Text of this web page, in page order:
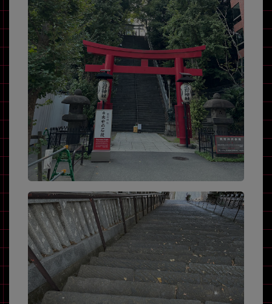
価格
円 ～ 円
発売日
年 月 から
年 月 まで
各項目のチェックボックスは「or検索」となります。
ただし機能別のみ「and検索」となります。